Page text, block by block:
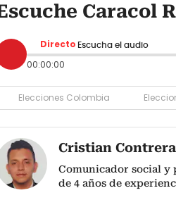
Caracol
Directo Escucha el audio
00:00:00
Elecciones Colombia
Cristian
Comunicador social y
de 4 años de